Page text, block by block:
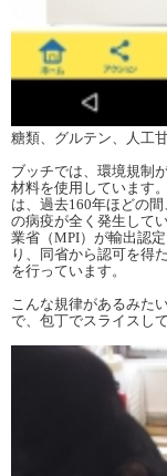
糖類、グルテン、人工
ブッチでは、環境規制
材料を使用しています
は、過去160年ほどの
の病疫が全く発生して
業省（MPI）が輸出認
り、同省から認可を得
を行っています。
こんな規律があるみた
で、包丁でスライスし